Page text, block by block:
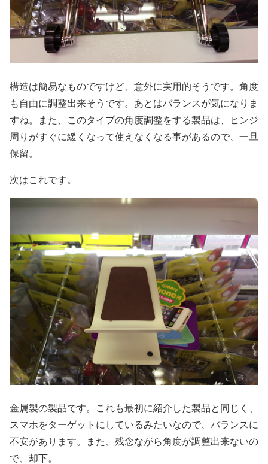
構造は簡易なものですけど、意外に実用的そうです。角度
も自由に調整出来そうです。あとはバランスが気になりま
すね。また、このタイプの角度調整をする製品は、ヒンジ
周りがすぐに緩くなって使えなくなる事があるので、一旦
保留。
次はこれです。
金属製の製品です。これも最初に紹介した製品と同じく、
スマホをターゲットにしているみたいなので、バランスに
不安があります。また、残念ながら角度が調整出来ないの
で、却下。